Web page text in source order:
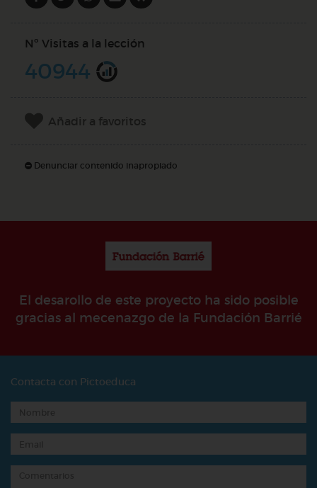
Nº Visitas a la lección
40944
Añadir a favoritos
Denunciar contenido inapropiado
El desarollo de este proyecto ha sido posible
gracias al mecenazgo de la Fundación Barrié
Contacta con Pictoeduca